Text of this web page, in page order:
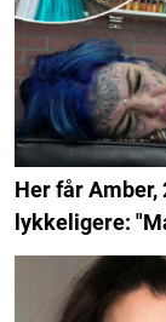
Her får
lykkeligere: